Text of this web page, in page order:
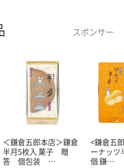
スポンサー
＜鎌倉五郎本店＞鎌倉
半月5枚入 菓子 贈
答 個包装 …
<鎌倉五
ーナッ
個 鎌…